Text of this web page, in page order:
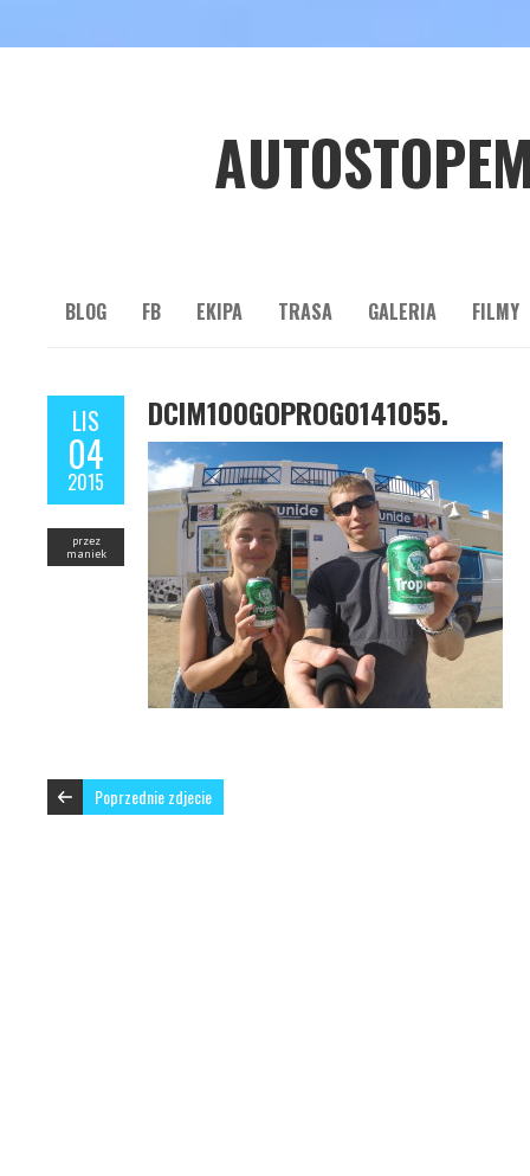
BLOG FB EKIPA TRASA GALERIA FILMY
LIS
04
2015
przez
maniek
DCIM100GOPROG0141055.
Poprzednie zdjecie